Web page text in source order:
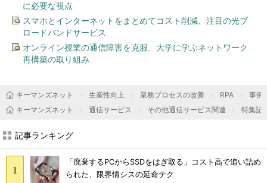
に必要な視点
スマホとインターネットをまとめてコスト削減、注目の光ブ
ロードバンドサービス
オンライン授業の通信障害を克服、大学に学ぶネットワーク
再構築の取り組み
キーマンズネット 生産性向上 業務プロセスの改善 RPA
事例
キーマンズネット
通信サービス その他通信サービス関連 特集記
記事ランキング
「廃棄するPCからSSDをはぎ取る」コスト高で追い詰め
られた、限界情シスの延命テク